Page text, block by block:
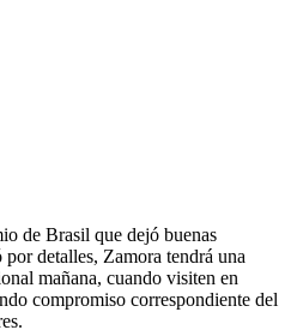
de Brasil que dejó buenas
por detalles, Zamora tendrá una
mañana, cuando visiten en
compromiso correspondiente del